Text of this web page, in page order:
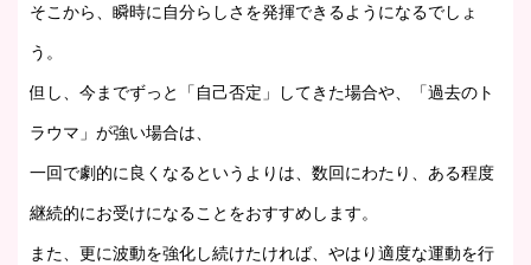
そこから、瞬時に自分らしさを発揮できるようになるでしょ
う。
但し、今までずっと「自己否定」してきた場合や、「過去のト
ラウマ」が強い場合は、
一回で劇的に良くなるというよりは、数回にわたり、ある程度
継続的にお受けになることをおすすめします。
また、更に波動を強化し続けたければ、やはり適度な運動を行